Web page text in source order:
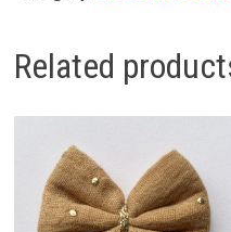
Zoe
Related